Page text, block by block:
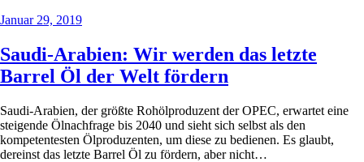
Januar 29, 2019
Saudi-Arabien: Wir werden das letzte
Barrel Öl der Welt fördern
Saudi-Arabien, der größte Rohölproduzent der OPEC, erwartet eine
steigende Ölnachfrage bis 2040 und sieht sich selbst als den
kompetentesten Ölproduzenten, um diese zu bedienen. Es glaubt,
dereinst das letzte Barrel Öl zu fördern, aber nicht…